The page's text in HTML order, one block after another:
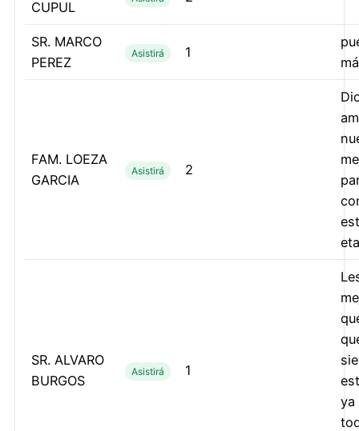
CUPUL
SR. MARCO
PEREZ
Asistirá 1
FAM. LOEZA
GARCIA
Asistirá 2
SR. ALVARO
BURGOS
Asistirá 1
ya